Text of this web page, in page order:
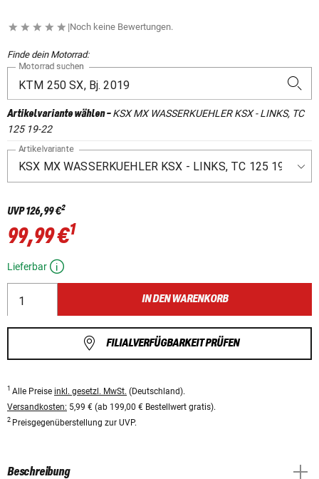
|Noch keine Bewertungen.
Finde dein Motorrad:
Motorrad suchen
Artikelvariante wählen-KSX MX WASSERKUEHLER KSX - LINKS, TC
125 19-22
Artikelvariante
UVP126,99 €2
99,99 €1
Lieferbar
IN DEN WARENKORB
FILIALVERFÜGBARKEIT PRÜFEN
1 Alle Preise inkl. gesetzl. MwSt. (Deutschland).
Versandkosten: 5,99 € (ab 199,00 € Bestellwert gratis).
2 Preisgegenüberstellung zur UVP.
Beschreibung